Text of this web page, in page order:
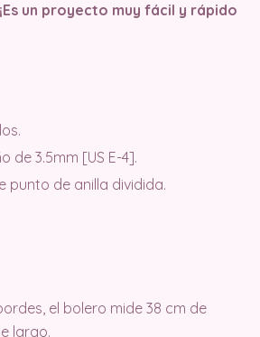
¡Es un proyecto muy fácil y rápido
de 3.5mm [US E-4].
punto de anilla dividida.
el bolero mide 38 cm de
largo.